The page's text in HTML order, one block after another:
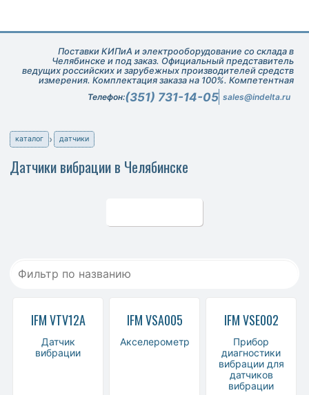
Поставки КИПиА и электрооборудование со склада в
Челябинске и под заказ. Официальный представитель
ведущих российских и зарубежных производителей средств
измерения. Комплектация заказа на 100%. Компетентная
техническая поддержка при подборе оборудования.
Телефон:(351) 731-14-05 sales@indelta.ru
каталог датчики
Датчики вибрации в Челябинске
IFM VTV12A
Датчик
вибрации
IFM VSA005
Акселерометр
IFM VSE002
Прибор
диагностики
вибрации для
датчиков
вибрации